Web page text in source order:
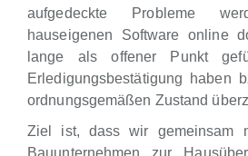
aufgedeckte Probleme
hauseigenen Software online
lange als offener Punkt
Erledigungsbestätigung haben
ordnungsgemäßen Zustand
Ziel ist, dass wir gemeinsam
Bauunternehmen zur